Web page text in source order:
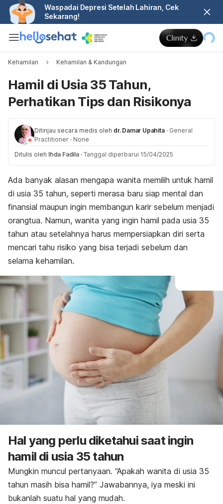
Waspadai Depresi Setelah Lahiran, Cek
Sekarang!
Kehamilan Kehamilan & Kandungan
Hamil di Usia 35 Tahun,
Perhatikan Tips dan Risikonya
Ditinjau secara medis oleh dr. Damar Upahita · General
Practitioner · None
Ditulis oleh Ihda Fadila · Tanggal diperbarui 15/04/2025
Ada banyak alasan mengapa wanita memilih untuk hamil
di usia 35 tahun, seperti merasa baru siap mental dan
finansial maupun ingin membangun karir sebelum menjadi
orangtua. Namun, wanita yang ingin hamil pada usia 35
tahun atau setelahnya harus mempersiapkan diri serta
mencari tahu risiko yang bisa terjadi sebelum dan
selama kehamilan.
Hal yang perlu diketahui saat ingin
hamil di usia 35 tahun
Mungkin muncul pertanyaan. “Apakah wanita di usia 35
tahun masih bisa hamil?” Jawabannya, iya meski ini
bukanlah suatu hal yang mudah.